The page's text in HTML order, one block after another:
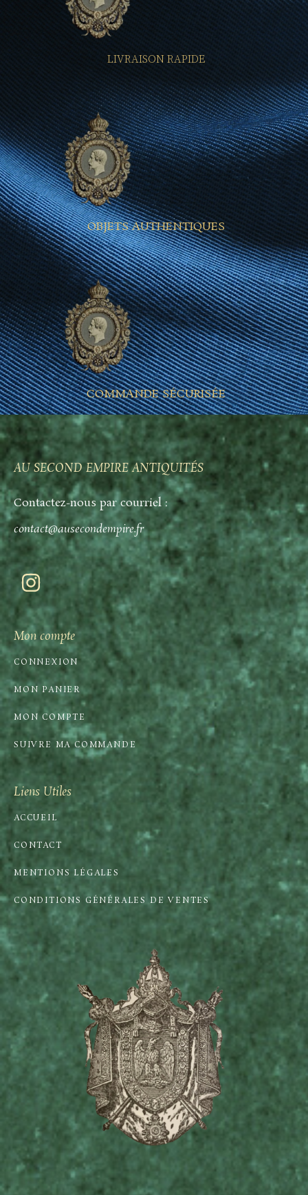
LIVRAISON RAPIDE
OBJETS AUTHENTIQUES
COMMANDE SÉCURISÉE
AU SECOND EMPIRE ANTIQUITÉS
Contactez-nous par courriel :
contact@ausecondempire.fr
Mon compte
CONNEXION
MON PANIER
MON COMPTE
SUIVRE MA COMMANDE
Liens Utiles
ACCUEIL
CONTACT
MENTIONS LÉGALES
CONDITIONS GÉNÉRALES DE VENTES